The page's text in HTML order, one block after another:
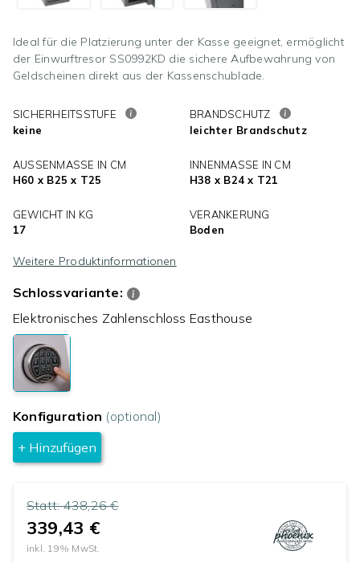
Ideal für die Platzierung unter der Kasse geeignet, ermöglicht
der Einwurftresor SS0992KD die sichere Aufbewahrung von
Geldscheinen direkt aus der Kassenschublade.
SICHERHEITSSTUFE
keine
BRANDSCHUTZ
leichter Brandschutz
AUSSENMASSE IN CM
H60 x B25 x T25
INNENMASSE IN CM
H38 x B24 x T21
GEWICHT IN KG
17
VERANKERUNG
Boden
Weitere Produktinformationen
Schlossvariante:
Elektronisches Zahlenschloss Easthouse
Konfiguration (optional)
+ Hinzufügen
Statt:438,26 €
339,43 €
inkl. 19% MwSt.